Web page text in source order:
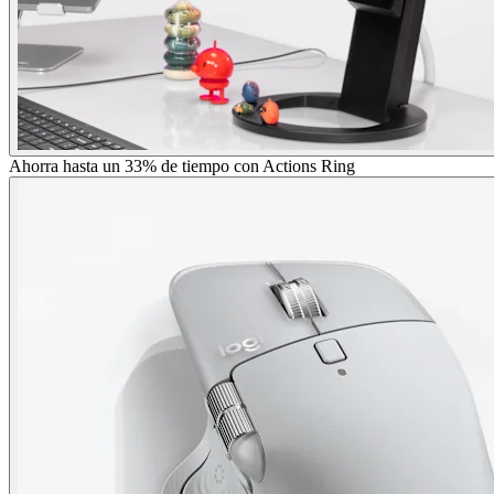
Ahorra hasta un 33% de tiempo con Actions Ring